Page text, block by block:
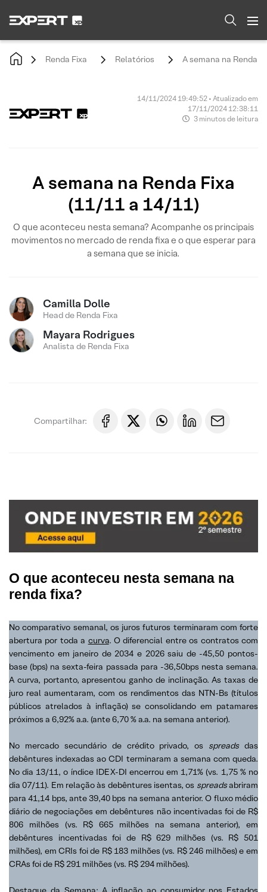
Renda Fixa Relatórios A semana na Renda
14/11/2024 19:49:52 • Atualizado em
17/11/2024 12:38:11
3 minutos de leitura
A semana na Renda Fixa
(11/11 a 14/11)
O que aconteceu nesta semana? Acompanhe os principais
movimentos no mercado de renda fixa e o que esperar para
a semana que se inicia.
Camilla Dolle
Head de Renda Fixa
Mayara Rodrigues
Analista de Renda Fixa
Compartilhar:
O que aconteceu nesta semana na
renda fixa?
No comparativo semanal, os juros futuros terminaram com forte
abertura por toda a curva. O diferencial entre os contratos com
vencimento em janeiro de 2034 e 2026 saiu de -45,50 pontos-
base (bps) na sexta-feira passada para -36,50bps nesta semana.
A curva, portanto, apresentou ganho de inclinação. As taxas de
juro real aumentaram, com os rendimentos das NTN-Bs (títulos
públicos atrelados à inflação) se consolidando em patamares
próximos a 6,92% a.a. (ante 6,70 % a.a. na semana anterior).
No mercado secundário de crédito privado, os spreadsdas
debêntures indexadas ao CDI terminaram a semana com queda.
No dia 13/11, o índice IDEX-DI encerrou em 1,71% (vs. 1,75 % no
dia 07/11). Em relação às debêntures isentas, os spreadsabriram
para 41,14 bps, ante 39,40 bps na semana anterior. O fluxo médio
diário de negociações em debêntures não incentivadas foi de R$
806 milhões (vs. R$ 665 milhões na semana anterior), em
debêntures incentivadas foi de R$ 629 milhões (vs. R$ 501
milhões), em CRIs foi de R$ 183 milhões (vs. R$ 246 milhões) e em
CRAs foi de R$ 291 milhões (vs. R$ 294 milhões).